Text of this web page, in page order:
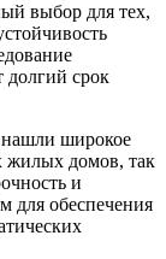
выбор для тех,
долгий срок
широкое
жилых домов, так
и
для обеспечения